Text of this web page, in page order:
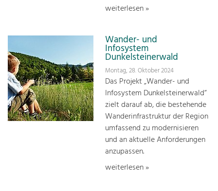
weiterlesen »
Wander- und
Infosystem
Dunkelsteinerwald
Montag, 28. Oktober 2024
Das Projekt „Wander- und
Infosystem Dunkelsteinerwald“
zielt darauf ab, die bestehende
Wanderinfrastruktur der Region
umfassend zu modernisieren
und an aktuelle Anforderungen
anzupassen.
weiterlesen »